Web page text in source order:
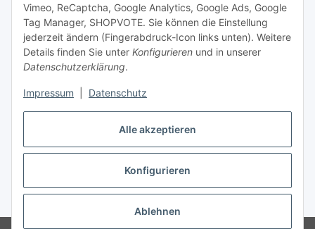
Alle akzeptieren
Konfigurieren
Ablehnen
Vimeo, ReCaptcha, Google Analytics, Google Ads, Google
Tag Manager, SHOPVOTE. Sie können die Einstellung
jederzeit ändern (Fingerabdruck-Icon links unten). Weitere
Details finden Sie unter Konfigurieren und in unserer
Datenschutzerklärung.
Impressum Datenschutz
Newsletter Abonnieren
Bitte senden Sie mir entsprechend Ihrer
Datenschutzerklärungregelmäßig und jederzeit widerruflich
Informationen zu Ihrem Produktsortiment per E-Mail zu.
Abonnieren
Newsletter Abonnieren
Vertrag widerrufen
* Alle Preise inkl. gesetzlicher USt., zzgl.